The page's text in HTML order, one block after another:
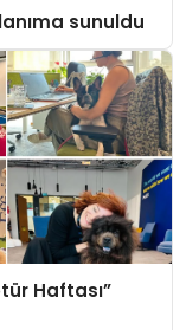
sunuldu
Haftası”